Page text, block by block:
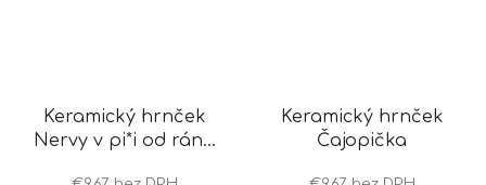
Keramický hrnček
Nervy v pi*i od rána
Keramický hrnček
Čajopička